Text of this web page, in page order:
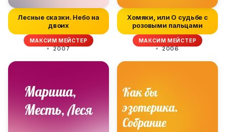
Лесные сказки. Небо на
двоих
МАКСИМ МЕЙСТЕР
2007
Хомяки, или О судьбе с
розовыми пальцами
МАКСИМ МЕЙСТЕР
2006